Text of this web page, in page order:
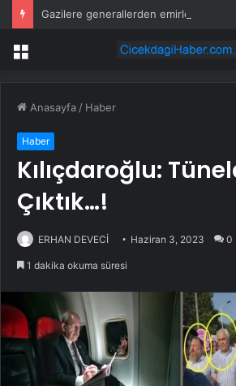
Gazilere generallerden emirle sürpriz
Menü
Anasayfa / Haber
Haber
Kılıçdaroğlu:
Çıktık…!
ERHAN DEVECİ Haziran 3, 2023 0
1 dakika okuma süresi